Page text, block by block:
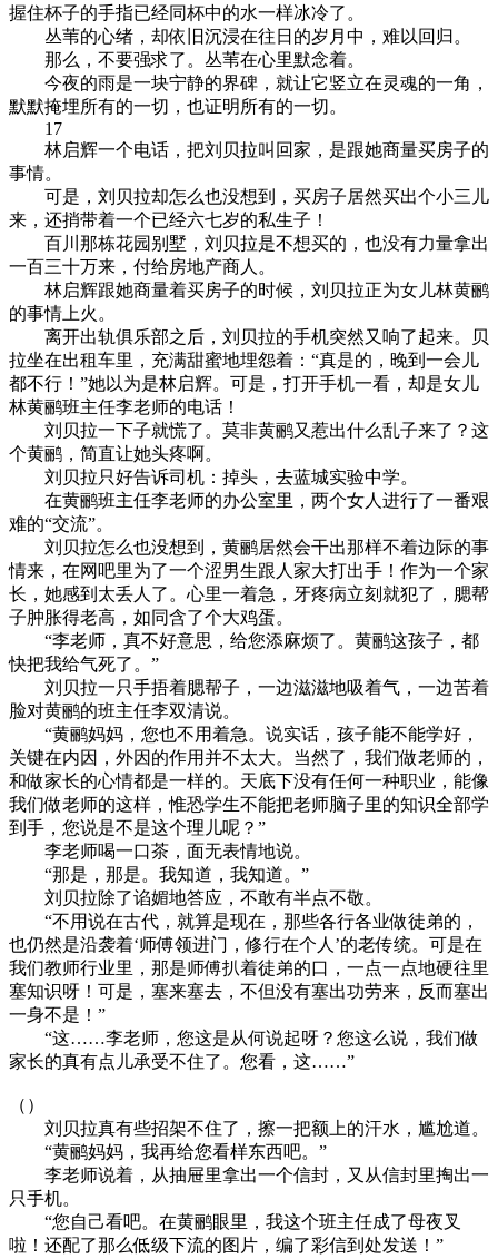
握住杯子的手指已经同杯中的水一样冰冷了。
丛苇的心绪，却依旧沉浸在往日的岁月中，难以回归。
那么，不要强求了。丛苇在心里默念着。
今夜的雨是一块宁静的界碑，就让它竖立在灵魂的一角，
默默掩埋所有的一切，也证明所有的一切。
17
林启辉一个电话，把刘贝拉叫回家，是跟她商量买房子的
事情。
可是，刘贝拉却怎么也没想到，买房子居然买出个小三儿
来，还捎带着一个已经六七岁的私生子！
百川那栋花园别墅，刘贝拉是不想买的，也没有力量拿出
一百三十万来，付给房地产商人。
林启辉跟她商量着买房子的时候，刘贝拉正为女儿林黄鹂
的事情上火。
离开出轨俱乐部之后，刘贝拉的手机突然又响了起来。贝
拉坐在出租车里，充满甜蜜地埋怨着：“真是的，晚到一会儿
都不行！”她以为是林启辉。可是，打开手机一看，却是女儿
林黄鹂班主任李老师的电话！
刘贝拉一下子就慌了。莫非黄鹂又惹出什么乱子来了？这
个黄鹂，简直让她头疼啊。
刘贝拉只好告诉司机：掉头，去蓝城实验中学。
在黄鹂班主任李老师的办公室里，两个女人进行了一番艰
难的“交流”。
刘贝拉怎么也没想到，黄鹂居然会干出那样不着边际的事
情来，在网吧里为了一个涩男生跟人家大打出手！作为一个家
长，她感到太丢人了。心里一着急，牙疼病立刻就犯了，腮帮
子肿胀得老高，如同含了个大鸡蛋。
“李老师，真不好意思，给您添麻烦了。黄鹂这孩子，都
快把我给气死了。”
刘贝拉一只手捂着腮帮子，一边滋滋地吸着气，一边苦着
脸对黄鹂的班主任李双清说。
“黄鹂妈妈，您也不用着急。说实话，孩子能不能学好，
关键在内因，外因的作用并不太大。当然了，我们做老师的，
和做家长的心情都是一样的。天底下没有任何一种职业，能像
我们做老师的这样，惟恐学生不能把老师脑子里的知识全部学
到手，您说是不是这个理儿呢？”
李老师喝一口茶，面无表情地说。
“那是，那是。我知道，我知道。”
刘贝拉除了谄媚地答应，不敢有半点不敬。
“不用说在古代，就算是现在，那些各行各业做徒弟的，
也仍然是沿袭着‘师傅领进门，修行在个人’的老传统。可是在
我们教师行业里，那是师傅扒着徒弟的口，一点一点地硬往里
塞知识呀！可是，塞来塞去，不但没有塞出功劳来，反而塞出
一身不是！”
“这……李老师，您这是从何说起呀？您这么说，我们做
家长的真有点儿承受不住了。您看，这……”
（）
刘贝拉真有些招架不住了，擦一把额上的汗水，尴尬道。
“黄鹂妈妈，我再给您看样东西吧。”
李老师说着，从抽屉里拿出一个信封，又从信封里掏出一
只手机。
“您自己看吧。在黄鹂眼里，我这个班主任成了母夜叉
啦！还配了那么低级下流的图片，编了彩信到处发送！”